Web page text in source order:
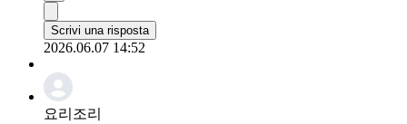
Scrivi una risposta
2026.06.07 14:52
요리조리